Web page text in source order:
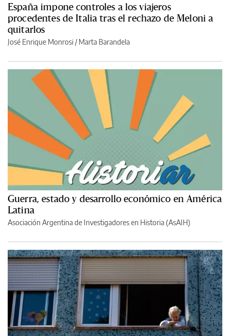
España impone controles a los viajeros
procedentes de Italia tras el rechazo de Meloni a
quitarlos
José Enrique Monrosi / Marta Barandela
Guerra, estado y desarrollo económico en América
Latina
Asociación Argentina de Investigadores en Historia (AsAIH)